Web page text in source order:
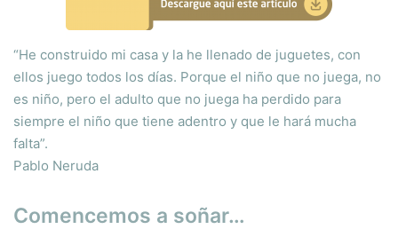
“He construido mi casa y la he llenado de juguetes, con
ellos juego todos los días. Porque el niño que no juega, no
es niño, pero el adulto que no juega ha perdido para
siempre el niño que tiene adentro y que le hará mucha
falta”.
Pablo Neruda
Comencemos a soñar…